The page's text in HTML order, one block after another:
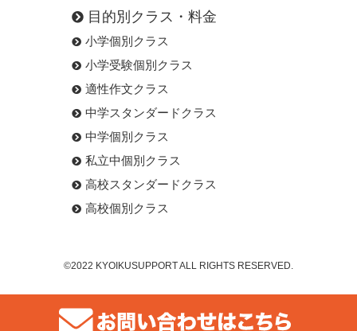
目的別クラス・料金
小学個別クラス
小学受験個別クラス
適性作文クラス
中学スタンダードクラス
中学個別クラス
私立中個別クラス
高校スタンダードクラス
高校個別クラス
©2022 KYOIKUSUPPORT ALL RIGHTS RESERVED.